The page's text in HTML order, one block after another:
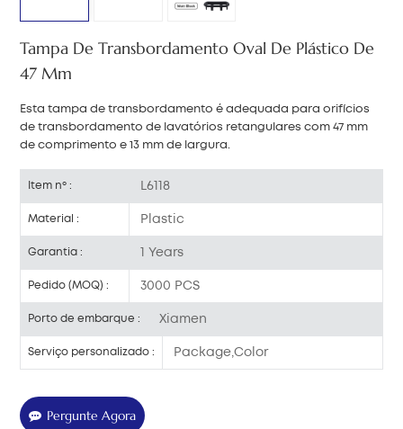
Tampa De Transbordamento Oval De Plástico De
47 Mm
Esta tampa de transbordamento é adequada para orifícios
de transbordamento de lavatórios retangulares com 47 mm
de comprimento e 13 mm de largura.
Item nº : L6118
Material : Plastic
Garantia : 1 Years
Pedido (MOQ) : 3000 PCS
Porto de embarque : Xiamen
Serviço personalizado : Package,Color
Pergunte Agora